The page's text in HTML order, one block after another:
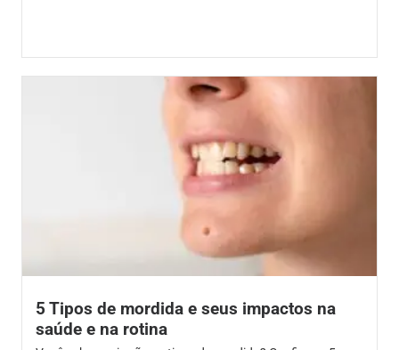
5 Tipos de mordida e seus impactos na
saúde e na rotina